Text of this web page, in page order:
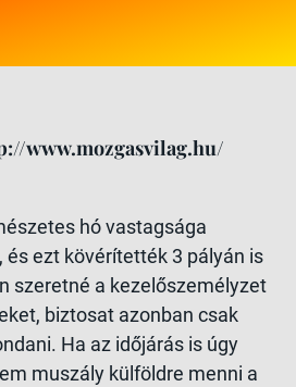
www.mozgasvilag.hu/
hó vastagsága
ezt kövérítették 3 pályán is
szeretné a kezelőszemélyzet
biztosat azonban csak
Ha az időjárás is úgy
muszály külföldre menni a